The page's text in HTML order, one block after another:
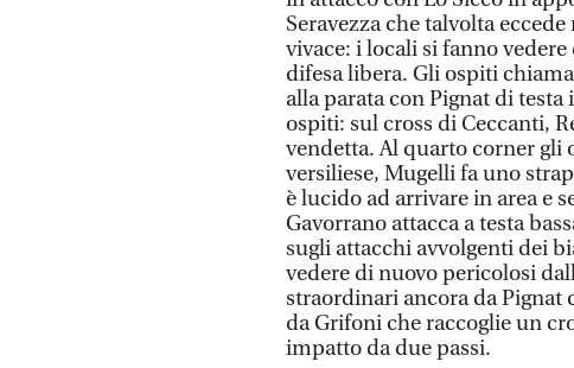
Seravezza che talvolta
vivace: i locali si fanno
difesa libera. Gli ospiti
alla parata con Pignat di
ospiti: sul cross di Ceccanti,
vendetta. Al quarto corner gli
versiliese, Mugelli fa uno
è lucido ad arrivare in area e
Gavorrano attacca a testa
sugli attacchi avvolgenti dei
vedere di nuovo pericolosi
straordinari ancora da Pignat
da Grifoni che raccoglie un
impatto da due passi.